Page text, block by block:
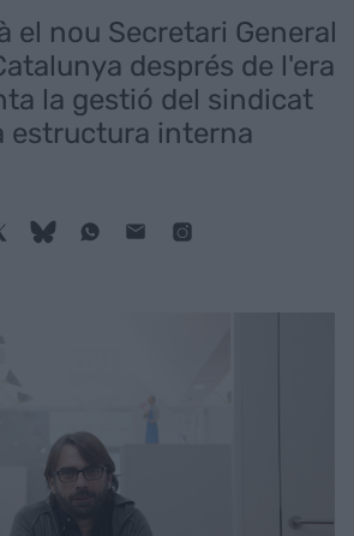
el nou Secretari General
després de l'era
la gestió del sindicat
estructura interna